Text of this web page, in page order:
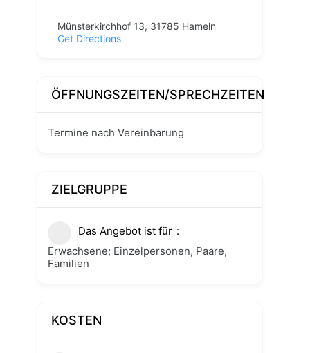
Münsterkirchhof 13, 31785 Hameln
Get Directions
ÖFFNUNGSZEITEN/SPRECHZEITEN
Termine nach Vereinbarung
ZIELGRUPPE
Das Angebot ist für
Erwachsene; Einzelpersonen, Paare,
Familien
KOSTEN